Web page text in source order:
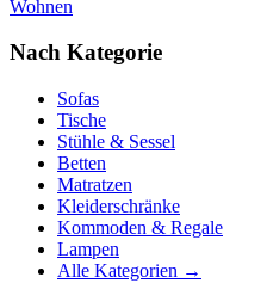
Wohnen
Nach Kategorie
Sofas
Tische
Stühle & Sessel
Betten
Matratzen
Kleiderschränke
Kommoden & Regale
Lampen
Alle Kategorien →